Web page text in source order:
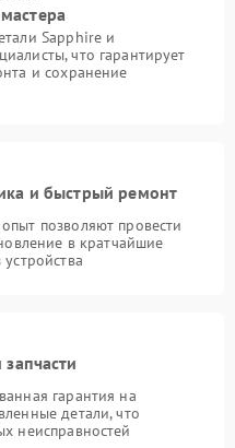
Sapphire и
что гарантирует
и сохранение
и быстрый ремонт
позволяют провести
в кратчайшие
гарантия на
детали, что
неисправностей